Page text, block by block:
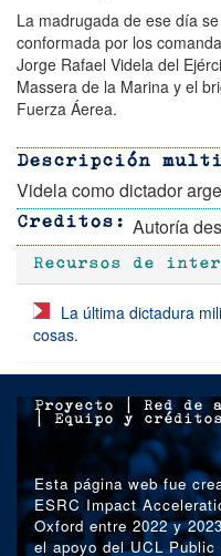
La madrugada de ese día
conformada por los
Jorge Rafael Videla del
Massera de la Marina y el
Fuerza Áerea.
Descripción
Videla como dictador
Creditos Autoría
Recursos de
La última dictadura
cosas.
Proyecto
Red de
| Equipo y créditos
Esta página web fue
ESRC Impact
Oxford entre 2022 y
el apoyo del UCL Public